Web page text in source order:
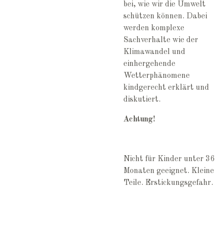
bei, wie wir die Umwelt
schützen können. Dabei
werden komplexe
Sachverhalte wie der
Klimawandel und
einhergehende
Wetterphänomene
kindgerecht erklärt und
diskutiert.
Achtung!
Nicht für Kinder unter 36
Monaten geeignet. Kleine
Teile. Erstickungsgefahr.